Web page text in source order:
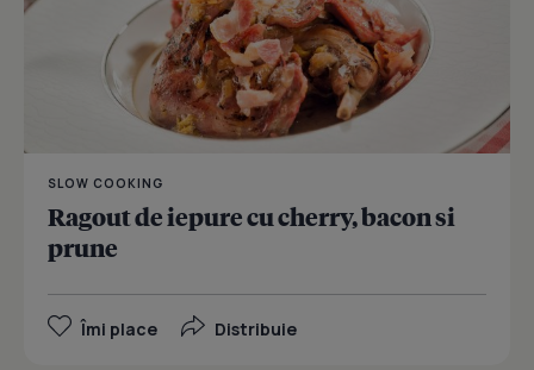
SLOW COOKING
Ragout de iepure cu cherry, bacon si
prune
Îmi place Distribuie